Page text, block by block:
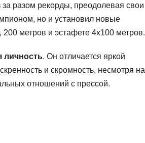
разом рекорды, преодолевая свои
но и установил новые
метров и эстафете 4х100 метров.
личность. Он отличается яркой
и скромность, несмотря на
отношений с прессой.